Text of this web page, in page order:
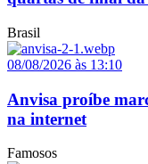
Brasil
08/08/2026 às 13:10
Anvisa proíbe
na internet
Famosos